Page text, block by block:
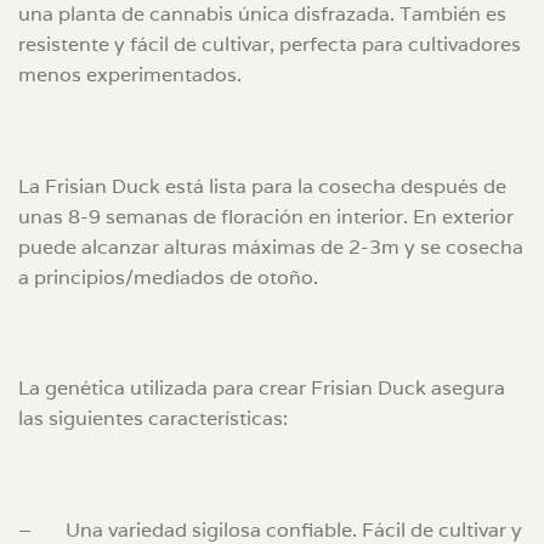
una planta de cannabis única disfrazada. También es
resistente y fácil de cultivar, perfecta para cultivadores
menos experimentados.
La Frisian Duck está lista para la cosecha después de
unas 8-9 semanas de floración en interior. En exterior
puede alcanzar alturas máximas de 2-3m y se cosecha
a principios/mediados de otoño.
La genética utilizada para crear Frisian Duckasegura
las siguientes características:
–
Una variedad sigilosa confiable. Fácil de cultivar y